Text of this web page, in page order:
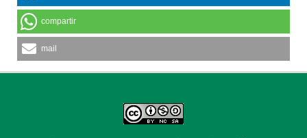
compartir
mail